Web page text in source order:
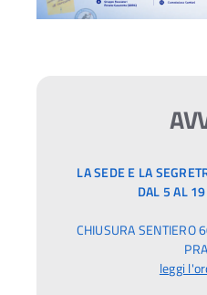
LA SEDE E LA
DAL 5 AL
CHIUSURA SENTIERO
leggi